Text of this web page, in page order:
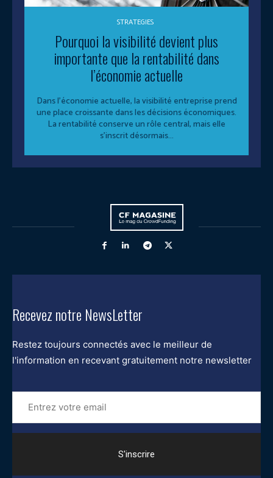
STRATEGIES
Pourquoi la visibilité devient plus
importante que la rentabilité dans
l’économie actuelle
Dans l’économie actuelle, la visibilité entreprise prend
une place croissante dans les décisions économiques.
La rentabilité conserve un rôle central, mais elle
s’inscrit désormais...
Recevez notre NewsLetter
Restez toujours connectés avec le meilleur de
l'information en recevant gratuitement notre newsletter
Entrez
votre
email